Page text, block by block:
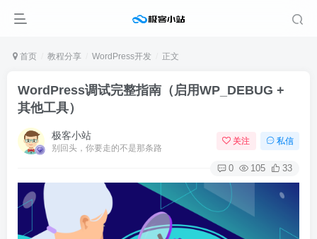
首页 教程分享 WordPress开发 正文
WordPress调试完整指南（启用WP_DEBUG +
其他工具）
极客小站
别回头，你要走的不是那条路
关注 私信
0 105 33